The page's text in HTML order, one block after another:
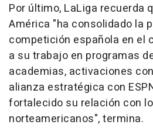
Por último, LaLiga recuerda
América "ha consolidado la
competición española en el
a su trabajo en programas
academias, activaciones
alianza estratégica con
fortalecido su relación con
norteamericanos", termina.